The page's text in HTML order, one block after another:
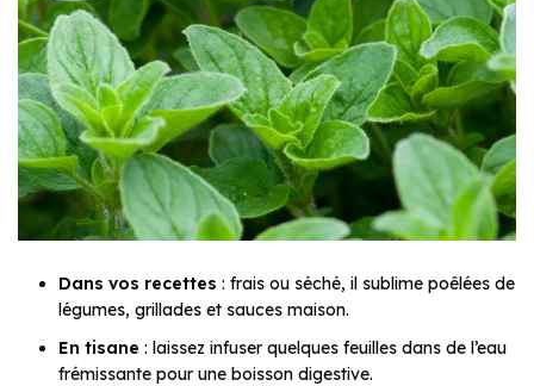
Dans vos recettes : frais ou séché, il sublime poêlées de
légumes, grillades et sauces maison.
En tisane : laissez infuser quelques feuilles dans de l’eau
frémissante pour une boisson digestive.